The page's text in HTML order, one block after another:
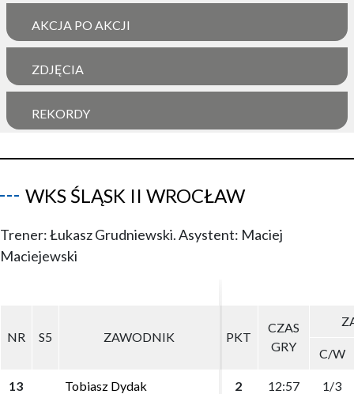
AKCJA PO AKCJI
ZDJĘCIA
REKORDY
WKS ŚLĄSK II WROCŁAW
Trener: Łukasz Grudniewski. Asystent: Maciej
Maciejewski
NR S5 ZAWODNIK PKT
CZAS
GRY
C/W
13 Tobiasz Dydak 2 12:57 1/3
NR S5 ZAWODNIK PKT
CZAS
GRY
C/W
13 Tobiasz Dydak 2 12:57 1/3